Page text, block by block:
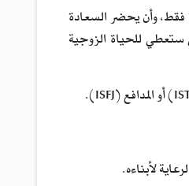
وأن يحضر السعادة
ستعطي للحياة الزوجية
لأبناءه.